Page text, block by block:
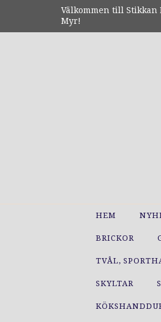
Välkommen till Stikkan
Myr!
HEM
BRICKOR
TVÅL,
SKYLTAR